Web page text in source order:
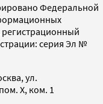
Федеральной
серия Эл №
ул.
X, ком. 1